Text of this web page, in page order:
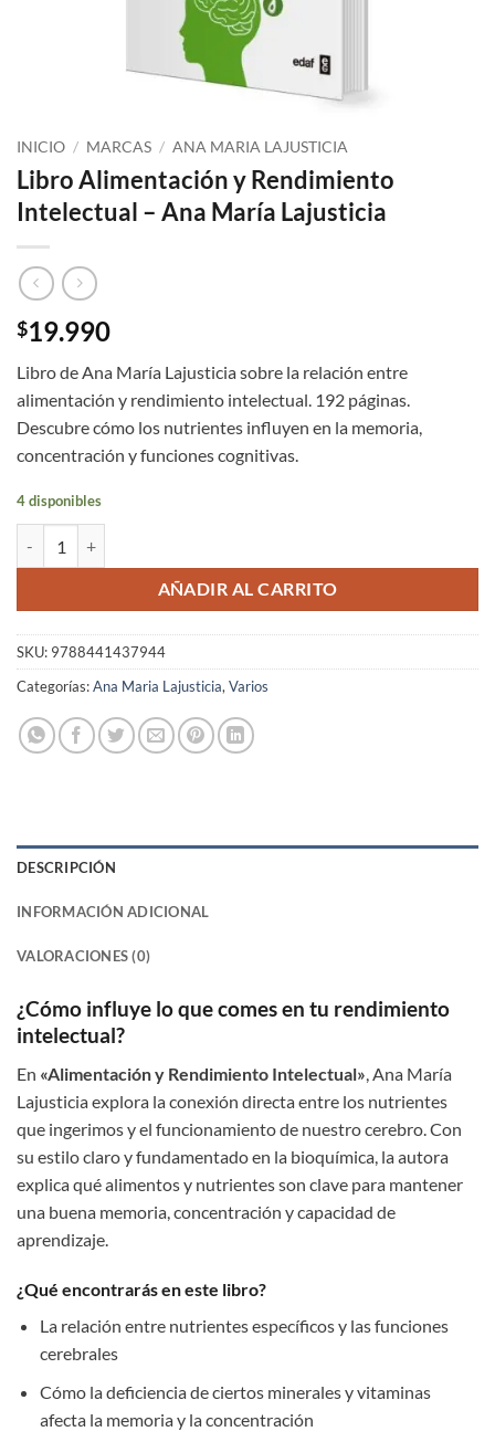
INICIO / MARCAS / ANA MARIA LAJUSTICIA
Libro Alimentación y Rendimiento
Intelectual – Ana María Lajusticia
$19.990
Libro de Ana María Lajusticia sobre la relación entre
alimentación y rendimiento intelectual. 192 páginas.
Descubre cómo los nutrientes influyen en la memoria,
concentración y funciones cognitivas.
4 disponibles
AÑADIR AL CARRITO
SKU: 9788441437944
Categorías:Ana Maria Lajusticia, Varios
DESCRIPCIÓN
INFORMACIÓN ADICIONAL
VALORACIONES (0)
¿Cómo influye lo que comes en tu rendimiento
intelectual?
En «Alimentación y Rendimiento Intelectual» , Ana María
Lajusticia explora la conexión directa entre los nutrientes
que ingerimos y el funcionamiento de nuestro cerebro. Con
su estilo claro y fundamentado en la bioquímica, la autora
explica qué alimentos y nutrientes son clave para mantener
una buena memoria, concentración y capacidad de
aprendizaje.
¿Qué encontrarás en este libro?
La relación entre nutrientes específicos y las funciones
cerebrales
Cómo la deficiencia de ciertos minerales y vitaminas
afecta la memoria y la concentración